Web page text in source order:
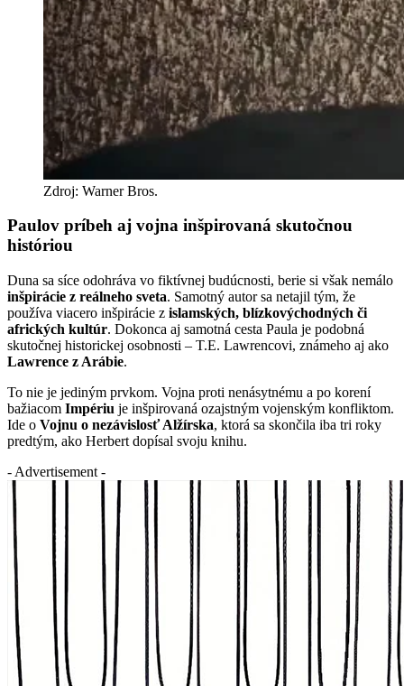
Zdroj: Warner Bros.
Paulov príbeh aj vojna inšpirovaná skutočnou
históriou
Duna sa síce odohráva vo fiktívnej budúcnosti, berie si však nemálo
inšpirácie z reálneho sveta. Samotný autor sa netajil tým, že
používa viacero inšpirácie z islamských, blízkovýchodných či
afrických kultúr. Dokonca aj samotná cesta Paula je podobná
skutočnej historickej osobnosti – T.E. Lawrencovi, známeho aj ako
Lawrence z Arábie.
To nie je jediným prvkom. Vojna proti nenásytnému a po korení
bažiacom Impériu je inšpirovaná ozajstným vojenským konfliktom.
Ide o Vojnu o nezávislosť Alžírska, ktorá sa skončila iba tri roky
predtým, ako Herbert dopísal svoju knihu.
- Advertisement -